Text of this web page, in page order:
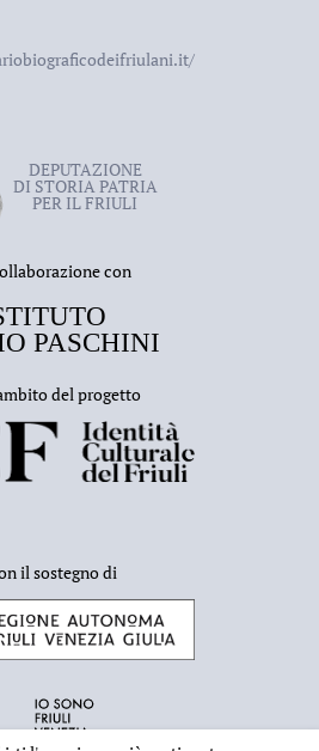
DEPUTAZIONE
DI STORIA PATRIA
PER IL FRIULI
con
del progetto
il sostegno di